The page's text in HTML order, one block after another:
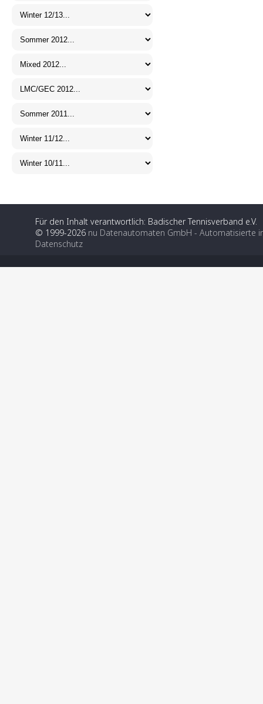
Für den Inhalt verantwortlich: Badischer Tennisverband e.V.
© 1999-2026 nu Datenautomaten GmbH - Automatisierte
Datenschutz